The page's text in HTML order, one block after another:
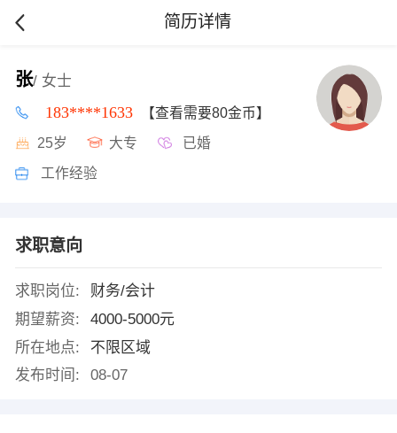
简历详情
张/ 女士
183****1633 【查看需要80金币】
25岁 大专 已婚
工作经验
求职意向
求职岗位:
财务/会计
期望薪资:
4000-5000元
所在地点:
不限区域
发布时间:
08-07